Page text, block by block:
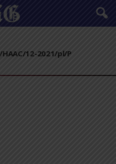
HAAC/12-2021/pl/P